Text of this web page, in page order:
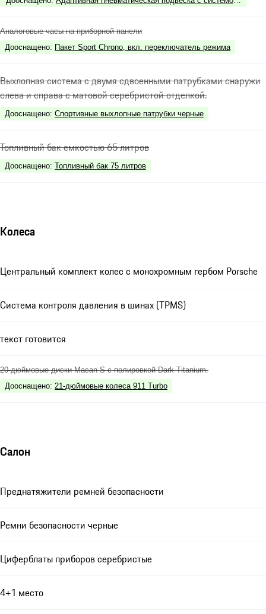
Аналоговые часы на приборной панели
Дооснащено: Пакет Sport Chrono, вкл. переключатель режима
Выхлопная система с двумя сдвоенными патрубками снаружи
слева и справа с матовой серебристой отделкой.
Дооснащено: Спортивные выхлопные патрубки черные
Топливный бак емкостью 65 литров
Дооснащено: Топливный бак 75 литров
Колеса
Центральный комплект колес с монохромным гербом Porsche
Система контроля давления в шинах (TPMS)
текст готовится
20-дюймовые диски Macan S с полировкой Dark Titanium.
Дооснащено: 21-дюймовые колеса 911 Turbo
Салон
Преднатяжители ремней безопасности
Ремни безопасности черные
Циферблаты приборов серебристые
4+1 место